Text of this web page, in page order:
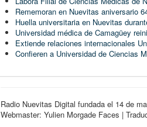
Rememoran en Nuevitas aniversario
Huella universitaria en Nuevitas
Universidad médica de Camagüey
Extiende relaciones internacionales
Confieren a Universidad de Ciencias
Radio Nuevitas Digital fundada el 14 de
Webmaster: Yulien Morgade Faces |